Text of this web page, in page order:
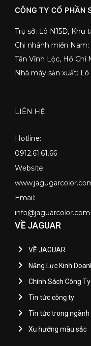
CÔNG TY CỔ PHẦN
Trụ sở: Lô N15D, Khu
Chi nhánh miền Nam:
Tân Vĩnh Lộc, Hồ Chí
Nhà máy sản xuất:
LIÊN HỆ
Hotline:
0912.61.61.66
Website
Email:
info@jaguarcolor.com
VỀ JAGUAR
VỀ JAGUAR
Năng Lực Kinh
Chính Sách Công Ty
Tin tức công ty
Tin tức trong ngành
Xu hướng màu sắc